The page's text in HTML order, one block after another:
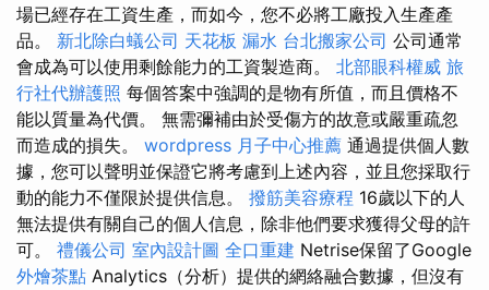
場已經存在工資生產，而如今，您不必將工廠投入生產產
品。 新北除白蟻公司 天花板 漏水 台北搬家公司 公司通常
會成為可以使用剩餘能力的工資製造商。 北部眼科權威 旅
行社代辦護照 每個答案中強調的是物有所值，而且價格不
能以質量為代價。 無需彌補由於受傷方的故意或嚴重疏忽
而造成的損失。 wordpress 月子中心推薦 通過提供個人數
據，您可以聲明並保證它將考慮到上述內容，並且您採取行
動的能力不僅限於提供信息。 撥筋美容療程 16歲以下的人
無法提供有關自己的個人信息，除非他們要求獲得父母的許
可。 禮儀公司 室內設計圖 全口重建 Netrise保留了Google
外燴茶點 Analytics（分析）提供的網絡融合數據，但沒有